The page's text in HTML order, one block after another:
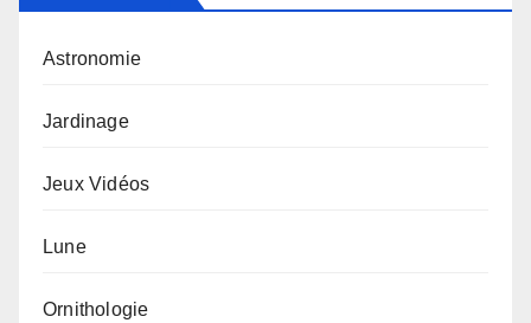
Astronomie
Jardinage
Jeux Vidéos
Lune
Ornithologie